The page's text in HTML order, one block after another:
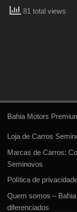
81 total views
Bahia Motors
Loja de Carros
Marcas de Carros:
Seminovos
Política de
Quem somos –
diferenciados